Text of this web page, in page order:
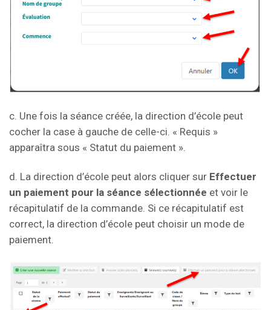
c. Une fois la séance créée, la direction d’école peut
cocher la case à gauche de celle-ci. « Requis »
apparaîtra sous « Statut du paiement ».
d. La direction d’école peut alors cliquer sur Effectuer
un paiement pour la séance sélectionnée et voir le
récapitulatif de la commande. Si ce récapitulatif est
correct, la direction d’école peut choisir un mode de
paiement.